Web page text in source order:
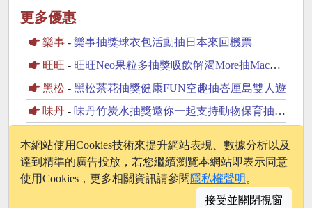
更多優惠
樂事 - 樂事抽獎球衣包活動抽日本來回機票
旺旺 - 旺旺Neo果粒多抽獎吸飲解渴More抽MacBook Neo
黑松 - 黑松茶花抽獎健康FUN空趣抽峇厘島雙人遊
味丹 - 味丹竹炭水抽獎邀你一起支持動物保育抽2萬元旅遊金
© 2026 - onelife.tw
本網站使用Cookies技術來提升網站表現、數據分析以及
達到精準的廣告投放，若您繼續瀏覽本網站即表示同意
使用Cookies，更多相關資訊請參閱 隱私權聲明 。
接受並關閉視窗